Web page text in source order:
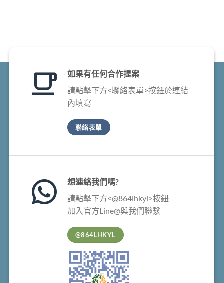
如果有任何合作提案
請點擊下方<聯絡表單>按鈕於連結
內填寫
聯絡表單
想連絡我們嗎?
請點擊下方<@864lhkyl>按鈕
加入官方Line@與我們聯繫
@864LHKYL